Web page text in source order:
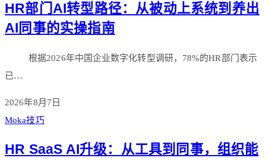
HR部门AI转型路径：从被动上系统到养出
AI同事的实操指南
根据2026年中国企业数字化转型调研，78%的HR部门表示
已…
2026年8月7日
Moka技巧
HR SaaS AI升级：从工具到同事，组织能